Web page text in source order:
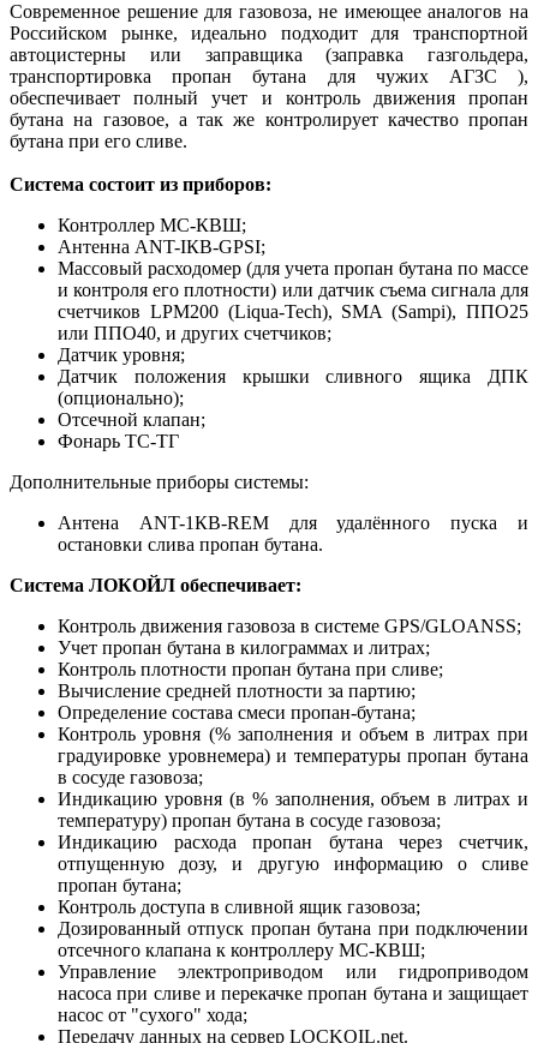
Современное решение для газовоза, не имеющее аналогов на
Российском рынке, идеально подходит для транспортной
автоцистерны или заправщика (заправка газгольдера,
транспортировка пропан бутана для чужих АГЗС ),
обеспечивает полный учет и контроль движения пропан
бутана на газовое, а так же контролирует качество пропан
бутана при его сливе.
Система состоит из приборов:
Контроллер МС-КВШ;
Антенна ANT-IКВ-GPSI;
Массовый расходомер (для учета пропан бутана по массе
и контроля его плотности) или датчик съема сигнала для
счетчиков LPM200 (Liqua-Tech), SMA (Sampi), ППО25
или ППО40, и других счетчиков;
Датчик уровня;
Датчик положения крышки сливного ящика ДПК
(опционально);
Отсечной клапан;
Фонарь ТС-ТГ
Дополнительные приборы системы:
Антена ANT-1КВ-REM для удалённого пуска и
остановки слива пропан бутана.
Система ЛОКОЙЛ обеспечивает:
Контроль движения газовоза в системе GPS/GLOANSS;
Учет пропан бутана в килограммах и литрах;
Контроль плотности пропан бутана при сливе;
Вычисление средней плотности за партию;
Определение состава смеси пропан-бутана;
Контроль уровня (% заполнения и объем в литрах при
градуировке уровнемера) и температуры пропан бутана
в сосуде газовоза;
Индикацию уровня (в % заполнения, объем в литрах и
температуру) пропан бутана в сосуде газовоза;
Индикацию расхода пропан бутана через счетчик,
отпущенную дозу, и другую информацию о сливе
пропан бутана;
Контроль доступа в сливной ящик газовоза;
Дозированный отпуск пропан бутана при подключении
отсечного клапана к контроллеру МС-КВШ;
Управление электроприводом или гидроприводом
насоса при сливе и перекачке пропан бутана и защищает
насос от "сухого" хода;
Передачу данных на сервер LOCKOIL.net.